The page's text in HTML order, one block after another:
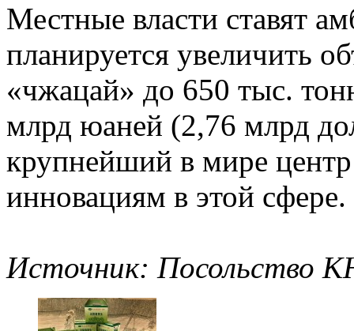
Местные власти ставят
планируется увеличить
«чжацай» до 650 тыс.
млрд юаней (2,76 млрд
крупнейший в мире центр
инновациям в этой сфере.
Источник: Посольство